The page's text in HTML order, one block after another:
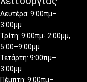
Δευτέρα: 9:00πμ–
3:00μμ
Τρίτη: 9:00πμ- 2:00μμ,
5:00–9:00μμ
Τετάρτη: 9:00πμ–
3:00μμ
Πέμπτη: 9:00πμ–